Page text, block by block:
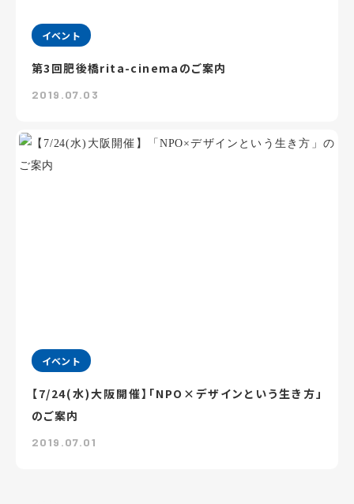
イベント
第3回肥後橋rita-cinemaのご案内
2019.07.03
イベント
【7/24(水)大阪開催】「NPO×デザインという生き方」
のご案内
2019.07.01